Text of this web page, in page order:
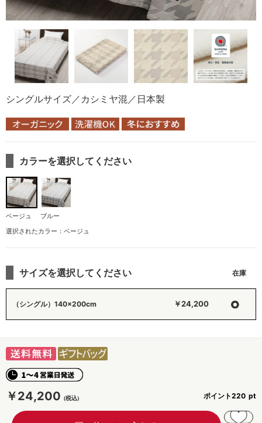
シングルサイズ／カシミヤ混／日本製
￥24,200 ポイント220
カラーを選択してください
ベージュ
ブルー
選択されたカラー：ベージュ
サイズを選択してください
（シングル）140×200cm ￥24,200 ○